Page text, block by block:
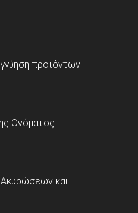
προϊόντων
Ονόματος
Ακυρώσεων και